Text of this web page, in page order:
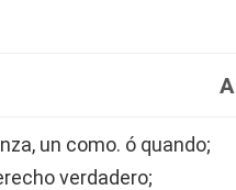
A
un como. ó quando;
verdadero;